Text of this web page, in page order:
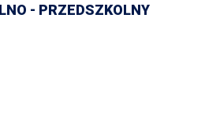
- PRZEDSZKOLNY